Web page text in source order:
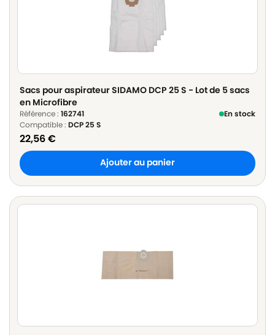
Sacs pour aspirateur SIDAMO DCP 25 S - Lot de 5 sacs
en Microfibre
Référence : 162741
En stock
Compatible : DCP 25 S
22,56€
Ajouter au panier